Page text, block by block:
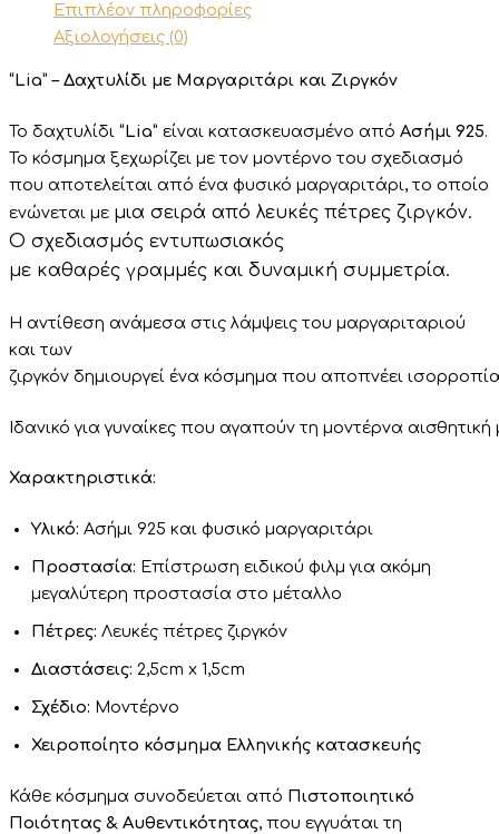
Επιπλέον πληροφορίες
Αξιολογήσεις (0)
“Lia” – Δαχτυλίδι με Μαργαριτάρι και Ζιργκόν
Το δαχτυλίδι “Lia” είναι κατασκευασμένο από Ασήμι 925.
Το κόσμημα ξεχωρίζει με τον μοντέρνο του σχεδιασμό
που αποτελείται από ένα φυσικό μαργαριτάρι, το οποίο
ενώνεται με μια σειρά από λευκές πέτρες ζιργκόν.
Ο σχεδιασμός εντυπωσιακός
με καθαρές γραμμές και δυναμική συμμετρία.
Η αντίθεση ανάμεσα στις λάμψεις του μαργαριταριού
και των
ζιργκόν δημιουργεί ένα κόσμημα που αποπνέει
Ιδανικόγιαγυναίκες που αγαπούν τη μοντέρνα αισθητική
Χαρακτηριστικά:
Υλικό: Ασήμι 925 και φυσικό μαργαριτάρι
Προστασία: Επίστρωση ειδικού φιλμ για ακόμη
μεγαλύτερη προστασία στο μέταλλο
Πέτρες: Λευκές πέτρες ζιργκόν
Διαστάσεις: 2,5cm x 1,5cm
Σχέδιο: Μοντέρνο
Χειροποίητο κόσμημα Ελληνικής κατασκευής
Κάθε κόσμημα συνοδεύεται από Πιστοποιητικό
Ποιότητας & Αυθεντικότητας, που εγγυάται τη